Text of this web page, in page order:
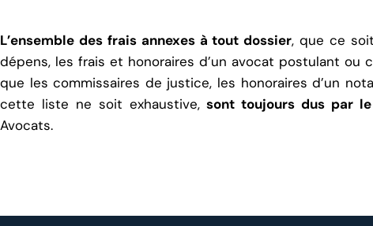
L’ensemble des frais annexes à tout dossier, que ce
dépens, les frais et honoraires d’un avocat postulant
que les commissaires de justice, les honoraires d’un
cette liste ne soit exhaustive,sont toujours dus par
Avocats.